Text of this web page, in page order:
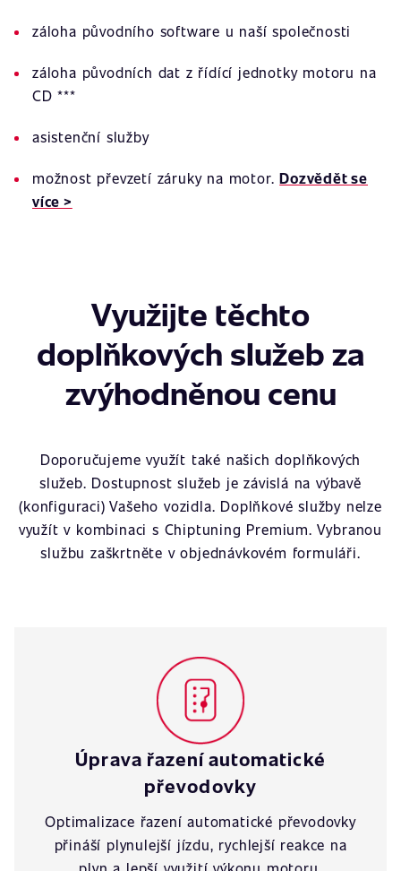
záloha původního software u naší společnosti
záloha původních dat z řídící jednotky motoru na
CD ***
asistenční služby
možnost převzetí záruky na motor.Dozvědět se
více >
Využijte těchto
doplňkových služeb za
zvýhodněnou cenu
Doporučujeme využít také našich doplňkových
služeb. Dostupnost služeb je závislá na výbavě
(konfiguraci) Vašeho vozidla. Doplňkové služby nelze
využít v kombinaci s Chiptuning Premium. Vybranou
službu zaškrtněte v objednávkovém formuláři.
Úprava řazení automatické
převodovky
Optimalizace řazení automatické převodovky
přináší plynulejší jízdu, rychlejší reakce na